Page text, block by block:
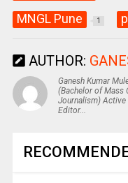
MNGL Pune 1
AUTHOR:
Ganesh Kumar
(Bachelor of Mass
Journalism) Active
Editor...